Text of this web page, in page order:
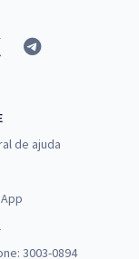
de ajuda
3003-0894